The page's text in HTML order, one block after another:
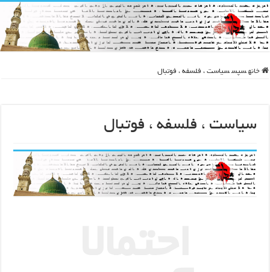
خانه سپس سیاست ، فلسفه ، فوتبال
سیاست ، فلسفه ، فوتبال